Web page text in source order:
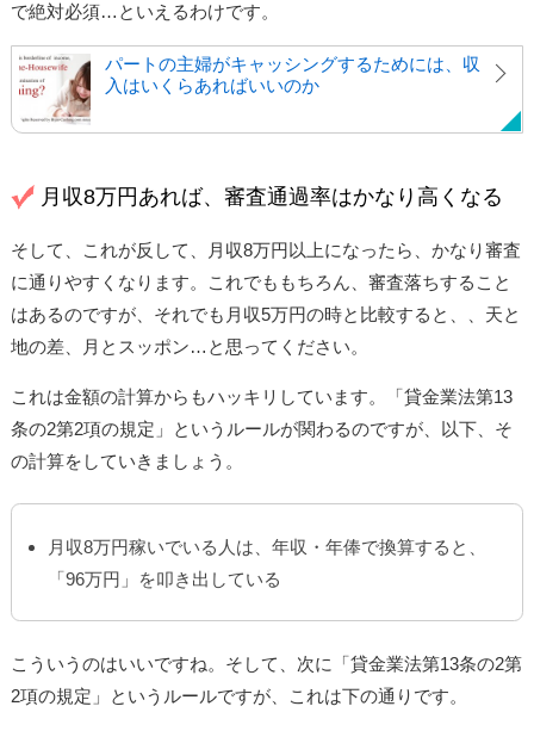
で絶対必須…といえるわけです。
パートの主婦がキャッシングするためには、収
入はいくらあればいいのか
月収8万円あれば、審査通過率はかなり高くなる
そして、これが反して、月収8万円以上になったら、かなり審査
に通りやすくなります。これでももちろん、審査落ちすること
はあるのですが、それでも月収5万円の時と比較すると、、天と
地の差、月とスッポン…と思ってください。
これは金額の計算からもハッキリしています。「貸金業法第13
条の2第2項の規定」というルールが関わるのですが、以下、そ
の計算をしていきましょう。
月収8万円稼いでいる人は、年収・年俸で換算すると、
「96万円」を叩き出している
こういうのはいいですね。そして、次に「貸金業法第13条の2第
2項の規定」というルールですが、これは下の通りです。